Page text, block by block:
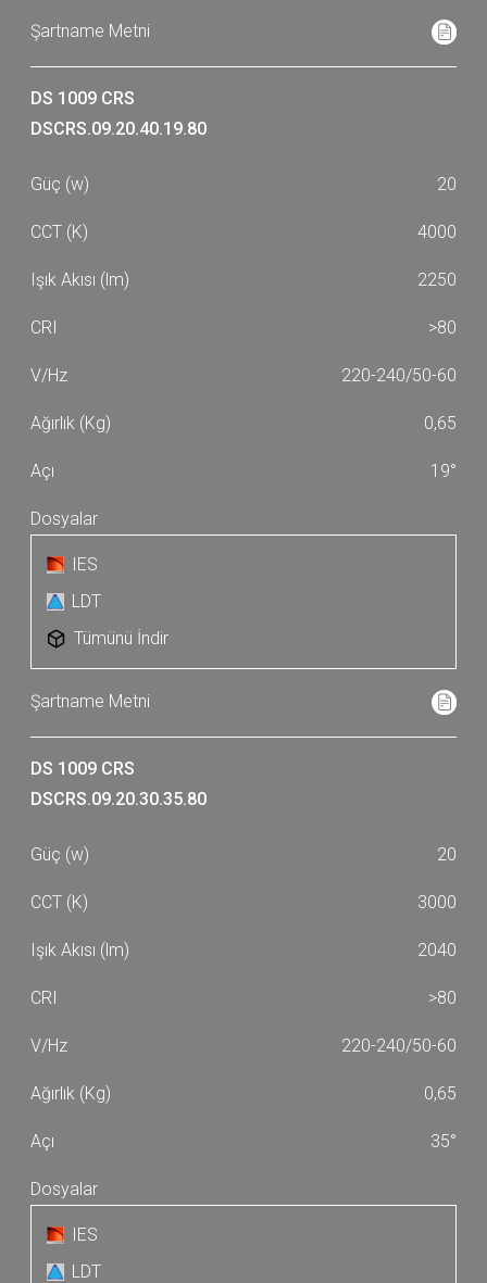
DS 1009 CRS
DSCRS.09.20.40.19.80
20
4000
2250
>80
220-240/50-60
0,65
19°
IES
LDT
Tümünü İndir
DS 1009 CRS
DSCRS.09.20.30.35.80
20
3000
2040
>80
220-240/50-60
0,65
35°
IES
LDT